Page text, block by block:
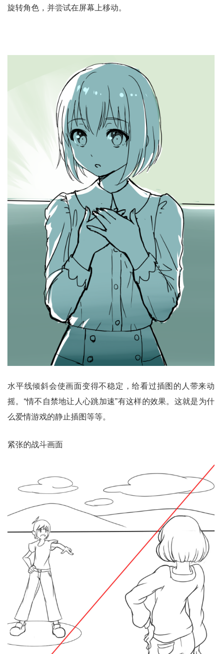
旋转角色，并尝试在屏幕上移动。
水平线倾斜会使画面变得不稳定，给看过插图的人带来动
摇。“情不自禁地让人心跳加速”有这样的效果。这就是为什
么爱情游戏的静止插图等等。
紧张的战斗画面